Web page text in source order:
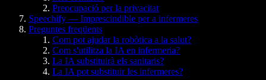
Preocupació per la privacitat
Speechify — Imprescindible per a infermeres
Preguntes freqüents
Com pot ajudar la robòtica a la salut?
Com s'utilitza la IA en infermeria?
La IA substituirà els sanitaris?
La IA pot substituir les infermeres?